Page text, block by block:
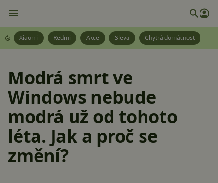
Xiaomi Redmi Akce Sleva Chytrá domácnost
Modrá smrt ve
Windows nebude
modrá už od tohoto
léta. Jak a proč se
změní?